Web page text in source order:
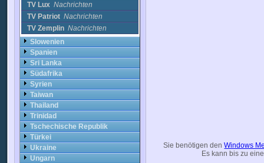
TV Lux Nachrichten
TV Patriot Nachrichten
TV Zemplin Nachrichten
Slowenien
Spanien
Sri Lanka
Südafrika
Syrien
Taiwan
Thailand
Trinidad
Tschechische Republik
Türkei
Ukraine
Ungarn
Sie benötigen denWindows
Es kann bis zu